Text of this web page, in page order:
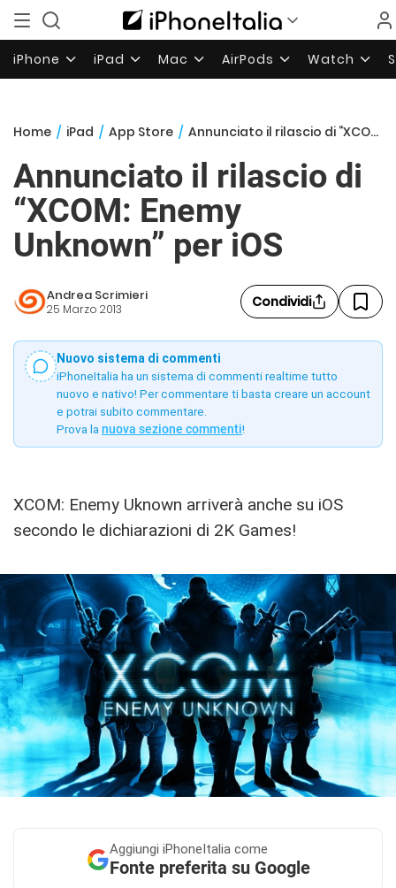
iPhone iPad Mac AirPods Watch
Home / iPad / App Store / Annunciato il rilascio di “XCOM: Enemy Unknown” per iOS
Annunciato il rilascio di
“XCOM: Enemy
Unknown” per iOS
Andrea Scrimieri
25 Marzo 2013 Condividi
Nuovo sistema di commenti
iPhoneItalia ha un sistema di commenti realtime tutto
nuovo e nativo! Per commentare ti basta creare un account
e potrai subito commentare.
Prova la nuova sezione commenti!
XCOM: Enemy Uknown arriverà anche su iOS
secondo le dichiarazioni di 2K Games!
Aggiungi iPhoneItalia come
Fonte preferita su Google